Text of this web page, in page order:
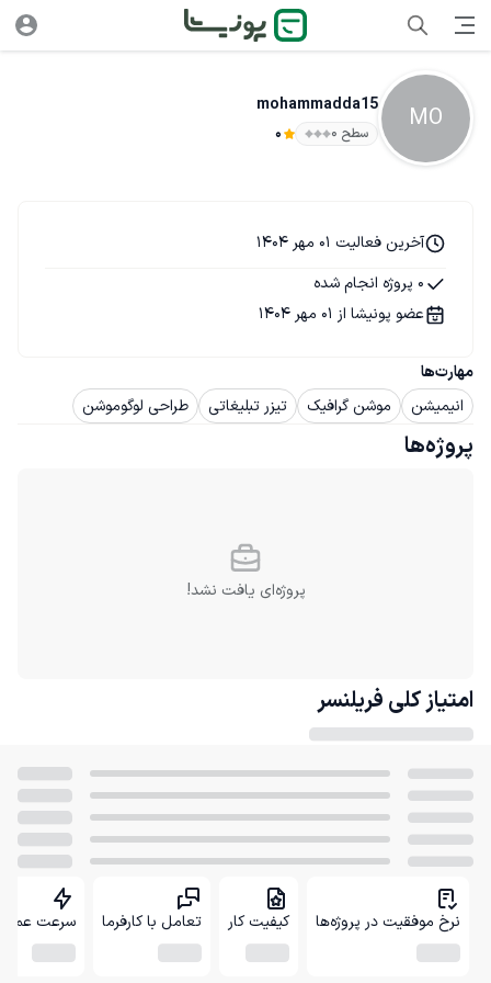
MO
mohammadda15
سطح ۰ 0
مهارت‌ها
انیمیشن
موشن گرافیک تیزر تبلیغاتی طراحی لوگوموشن
آخرین فعالیت 01 مهر 1404
0 پروژه انجام شده
عضو پونیشا از 01 مهر 1404
پروژه‌ها
پروژه‌ای یافت نشد!
امتیاز کلی فریلنسر
نرخ موفقیت در پروژه‌ها کیفیت کار تعامل با کارفرما سرعت عمل